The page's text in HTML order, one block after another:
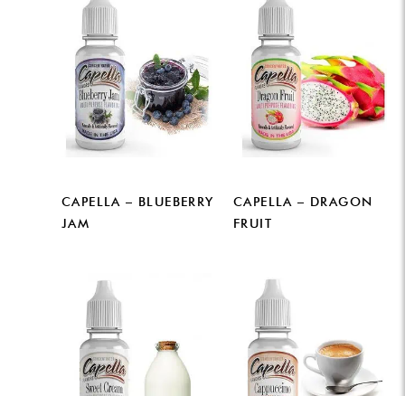
CAPELLA – BLUEBERRY
JAM
CAPELLA – DRAGON
FRUIT